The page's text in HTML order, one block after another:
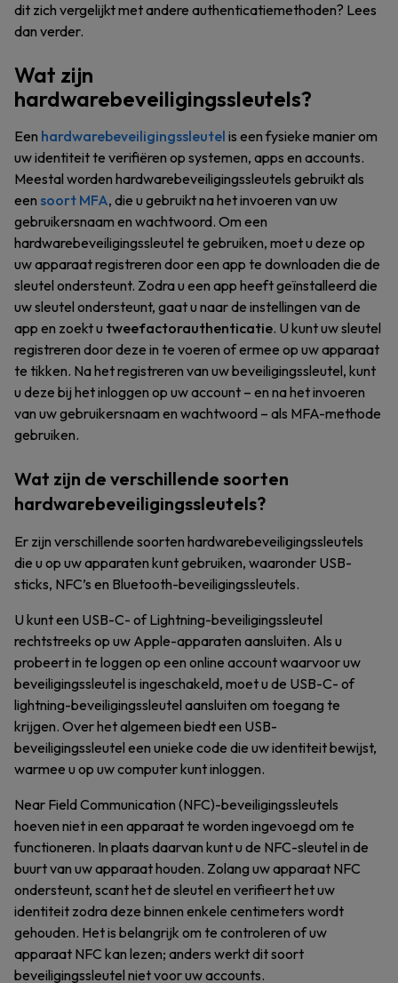
dit zich vergelijkt met andere authenticatiemethoden? Lees
dan verder.
Wat zijn
hardwarebeveiligingssleutels?
Een hardwarebeveiligingssleutel is een fysieke manier om
uw identiteit te verifiëren op systemen, apps en accounts.
Meestal worden hardwarebeveiligingssleutels gebruikt als
een soort MFA, die u gebruikt na het invoeren van uw
gebruikersnaam en wachtwoord. Om een
hardwarebeveiligingssleutel te gebruiken, moet u deze op
uw apparaat registreren door een app te downloaden die de
sleutel ondersteunt. Zodra u een app heeft geïnstalleerd die
uw sleutel ondersteunt, gaat u naar de instellingen van de
app en zoekt u tweefactorauthenticatie. U kunt uw sleutel
registreren door deze in te voeren of ermee op uw apparaat
te tikken. Na het registreren van uw beveiligingssleutel, kunt
u deze bij het inloggen op uw account – en na het invoeren
van uw gebruikersnaam en wachtwoord – als MFA-methode
gebruiken.
Wat zijn de verschillende soorten
hardwarebeveiligingssleutels?
Er zijn verschillende soorten hardwarebeveiligingssleutels
die u op uw apparaten kunt gebruiken, waaronder USB-
sticks, NFC’s en Bluetooth-beveiligingssleutels.
U kunt een USB-C- of Lightning-beveiligingssleutel
rechtstreeks op uw Apple-apparaten aansluiten. Als u
probeert in te loggen op een online account waarvoor uw
beveiligingssleutel is ingeschakeld, moet u de USB-C- of
lightning-beveiligingssleutel aansluiten om toegang te
krijgen. Over het algemeen biedt een USB-
beveiligingssleutel een unieke code die uw identiteit bewijst,
warmee u op uw computer kunt inloggen.
Near Field Communication (NFC)-beveiligingssleutels
hoeven niet in een apparaat te worden ingevoegd om te
functioneren. In plaats daarvan kunt u de NFC-sleutel in de
buurt van uw apparaat houden. Zolang uw apparaat NFC
ondersteunt, scant het de sleutel en verifieert het uw
identiteit zodra deze binnen enkele centimeters wordt
gehouden. Het is belangrijk om te controleren of uw
apparaat NFC kan lezen; anders werkt dit soort
beveiligingssleutel niet voor uw accounts.